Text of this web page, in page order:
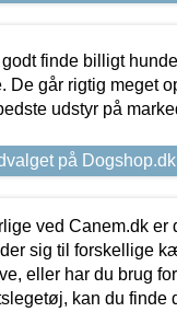
finde billigt
De går rigtig meget
udstyr på
på Dogshop.dk
ved Canem.dk er
sig til forskellige
eller har du brug
kan du finde